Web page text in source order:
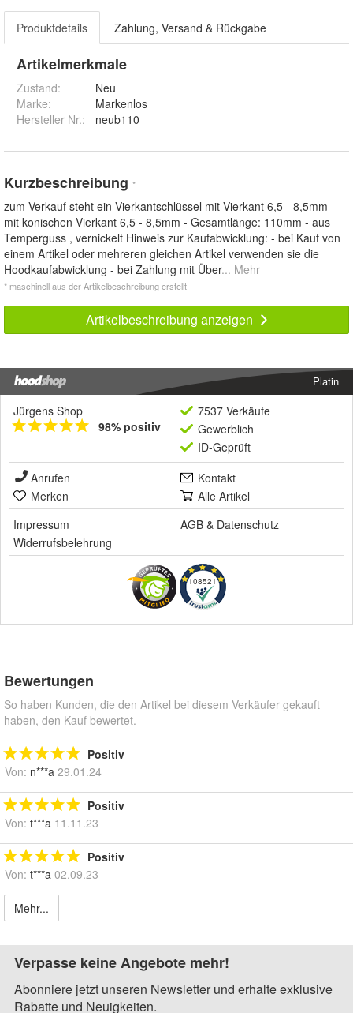
Produktdetails Zahlung, Versand & Rückgabe
Artikelmerkmale
Zustand:
Neu
Marke:
Markenlos
Hersteller Nr.:
neub110
Kurzbeschreibung *
zum Verkauf steht ein Vierkantschlüssel mit Vierkant 6,5 - 8,5mm -
mit konischen Vierkant 6,5 - 8,5mm - Gesamtlänge: 110mm - aus
Temperguss , vernickelt Hinweis zur Kaufabwicklung: - bei Kauf von
einem Artikel oder mehreren gleichen Artikel verwenden sie die
Hoodkaufabwicklung - bei Zahlung mit Über... Mehr
* maschinell aus der Artikelbeschreibung erstellt
Artikelbeschreibung anzeigen
Platin
Jürgens Shop
98% positiv
7537 Verkäufe
Gewerblich
ID-Geprüft
Anrufen
Kontakt
Merken
Alle Artikel
Impressum
AGB & Datenschutz
Widerrufsbelehrung
108521
Bewertungen
So haben Kunden, die den Artikel bei diesem Verkäufer gekauft
haben, den Kauf bewertet.
Positiv
Von: n***a 29.01.24
Positiv
Von: t***a 11.11.23
Positiv
Von: t***a 02.09.23
Mehr...
Verpasse keine Angebote mehr!
Abonniere jetzt unseren Newsletter und erhalte exklusive
Rabatte und Neuigkeiten.